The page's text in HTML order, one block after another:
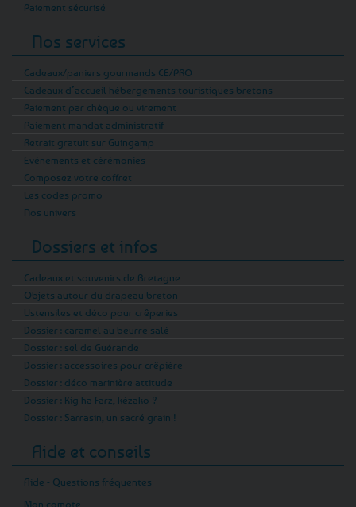
Paiement sécurisé
Nos services
Cadeaux/paniers gourmands CE/PRO
Cadeaux d’accueil hébergements touristiques bretons
Paiement par chèque ou virement
Paiement mandat administratif
Retrait gratuit sur Guingamp
Evénements et cérémonies
Composez votre coffret
Les codes promo
Nos univers
Dossiers et infos
Cadeaux et souvenirs de Bretagne
Objets autour du drapeau breton
Ustensiles et déco pour crêperies
Dossier : caramel au beurre salé
Dossier : sel de Guérande
Dossier : accessoires pour crêpière
Dossier : déco marinière attitude
Dossier : Kig ha Farz, kézako ?
Dossier : Sarrasin, un sacré grain !
Aide et conseils
Aide - Questions fréquentes
Mon compte